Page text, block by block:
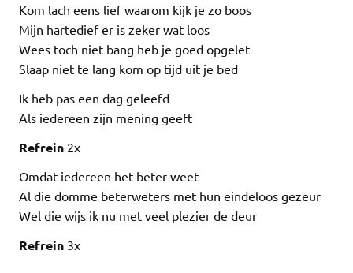
Kom lach eens lief waarom kijk je zo boos
Mijn hartedief er is zeker wat loos
Wees toch niet bang heb je goed opgelet
Slaap niet te lang kom op tijd uit je bed
Ik heb pas een dag geleefd
Als iedereen zijn mening geeft
Refrein 2x
Omdat iedereen het beter weet
Al die domme beterweters met hun eindeloos gezeur
Wel die wijs ik nu met veel plezier de deur
Refrein 3x